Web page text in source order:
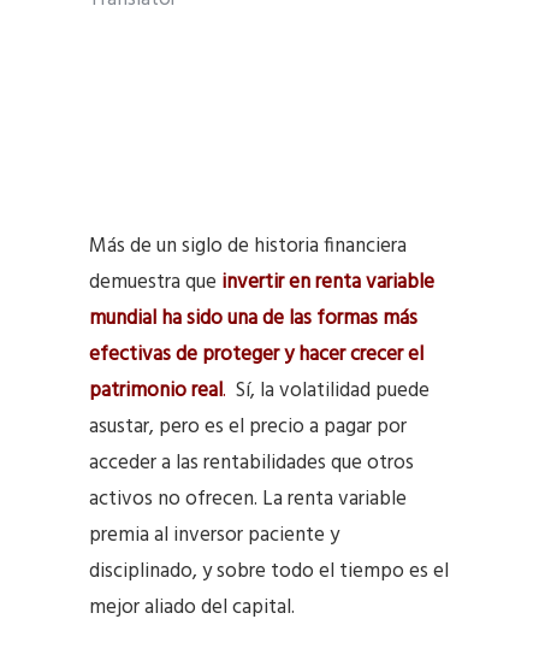
Más de un siglo de historia financiera
demuestra que invertir en renta variable
mundial ha sido una de las formas más
efectivas de proteger y hacer crecer el
patrimonio real. Sí, la volatilidad puede
asustar, pero es el precio a pagar por
acceder a las rentabilidades que otros
activos no ofrecen. La renta variable
premia al inversor paciente y
disciplinado, y sobre todo el tiempo es el
mejor aliado del capital.